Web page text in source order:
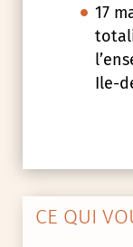
17
Ile-
CE QUI